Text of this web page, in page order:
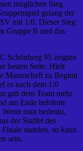
möglichen Sieg
gelang der
mit 1:0. Dieser Sieg
Gruppe B und das
Schönberg 95 zeigten
besten Seite. Hielt
Mannschaft zu Beginn
es nach dem 1:0
gab dem Team mehr
am Ende belohnte
man bedenkt,
der Staffel des
standen, so kann
sein.